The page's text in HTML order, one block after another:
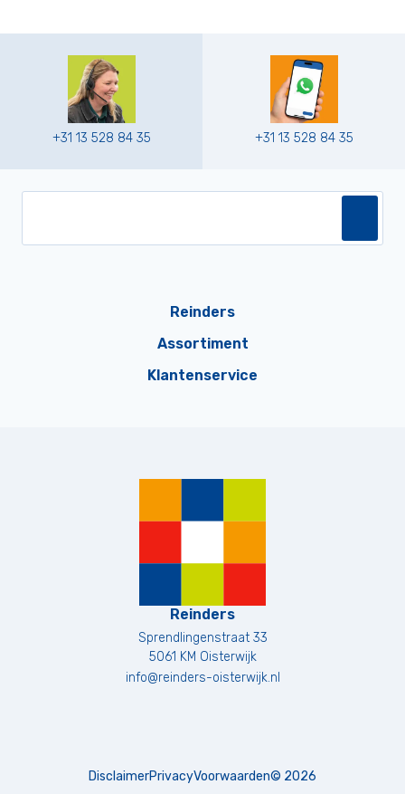
+31 13 528 84 35 +31 13 528 84 35
Reinders
Assortiment
Klantenservice
Reinders
Sprendlingenstraat 33
5061 KM Oisterwijk
info@reinders-oisterwijk.nl
DisclaimerPrivacyVoorwaarden© 2026